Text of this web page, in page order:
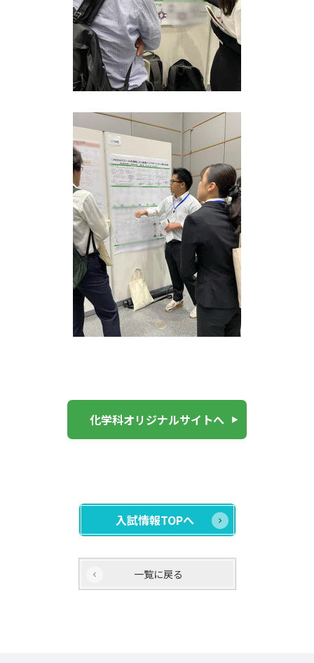
化学科オリジナルサイトへ
入試情報TOPへ
一覧に戻る